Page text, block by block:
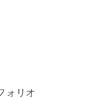
ォリオ